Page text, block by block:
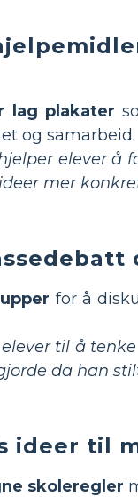
lag plakater
og samarbeid.
elever å
mer
for å
til å
da han
ideer til
skoleregler